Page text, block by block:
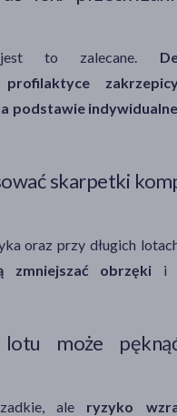
to zalecane.
profilaktyce
podstawie
skarpetki
oraz przy długich
zmniejszać obrzęki i
może
ale ryzyko